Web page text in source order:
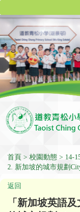
首頁 校園動態 14-
2. 新加坡的城市規劃
返回
「新加坡英語